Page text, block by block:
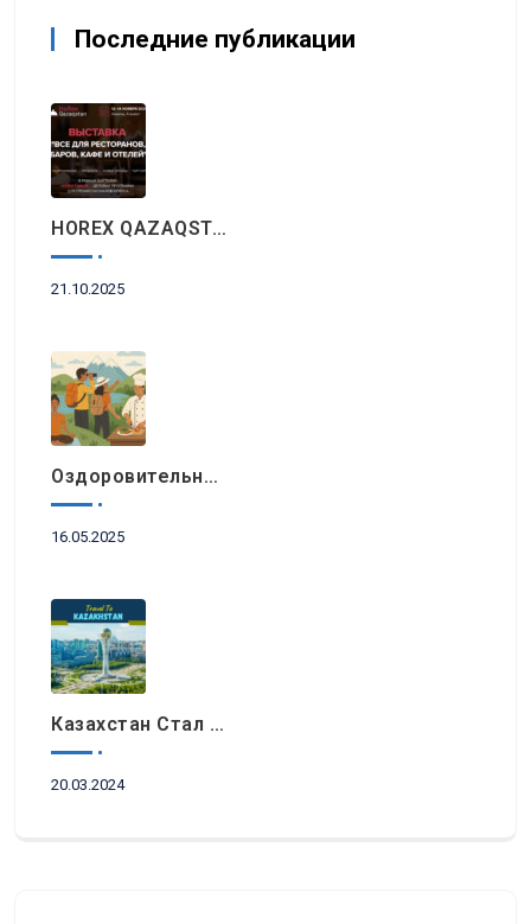
Последние публикации
HOREX QAZAQSTAN 2025: Главное Событие Индустрии Гостеприимства И Ресторанного Бизнеса Пройдет Этой Осенью В Алматы
21.10.2025
Оздоровительный Отдых, Знакомство С Природными Достопримечательностями И Гастрономический Туризм Возглавляют Список Туристических Трендов 2025 Года В Регионе EEMEA
16.05.2025
Казахстан Стал Топовым Направлением Для Туристов Из ОАЭ Во Время Ораза-Айта
20.03.2024